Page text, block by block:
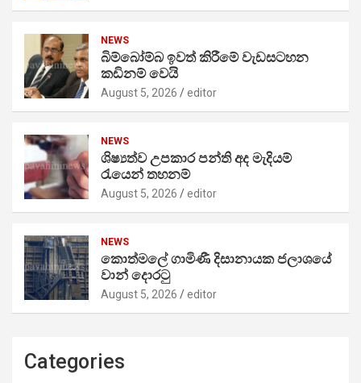
NEWS
බිම්බෝම්බ ඉවත් කිරීමේ වැඩසටහන
කඩිනම් වෙයි
August 5, 2026 editor
NEWS
ශිෂ්‍යත්ව උපකාර පන්ති අද මැදියම්
රැයෙන් තහනම්
August 5, 2026 editor
NEWS
කොත්මලේ ගාමිණී දිසානායක ජලාශයේ
වාන් දොරටු
August 5, 2026 editor
Categories